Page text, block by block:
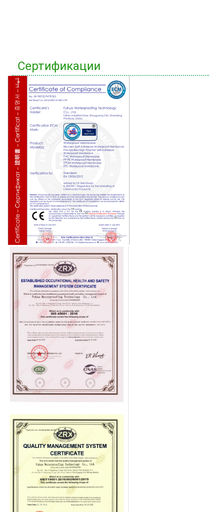
Сертификации